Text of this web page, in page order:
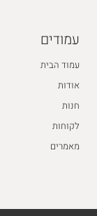
עמודים
עמוד הבית
אודות
חנות
לקוחות
מאמרים